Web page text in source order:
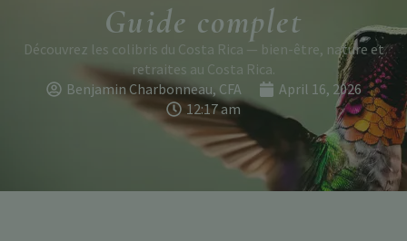
Guide complet
Découvrez les colibris du Costa Rica — bien-être, nature et
retraites au Costa Rica.
Benjamin Charbonneau, CFA
April 16, 2026
12:17 am